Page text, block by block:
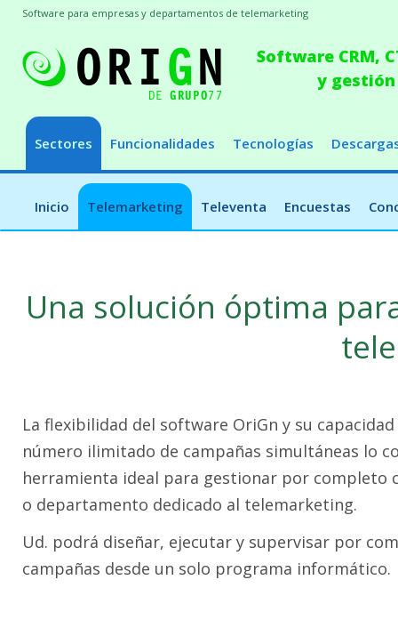
Software CRM,
y
Sectores Funcionalidades Tecnologías
Inicio Telemarketing Televenta Encuestas
Software para empresas y departamentos de telemarketing
Una solución óptima
La flexibilidad del software OriGn y su
número ilimitado de campañas simultáneas lo
herramienta ideal para gestionar por completo
o departamento dedicado al telemarketing.
Ud. podrá diseñar, ejecutar y supervisar por
campañas desde un solo programa informático.